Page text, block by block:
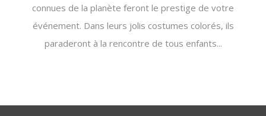
connues de la planète feront le prestige de votre
événement. Dans leurs jolis costumes colorés, ils
paraderont à la rencontre de tous enfants...